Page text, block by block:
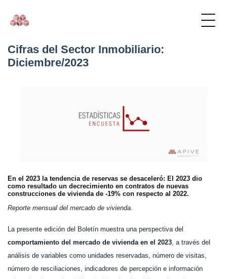
Cifras del Sector Inmobiliario:
Diciembre/2023
En el 2023 la tendencia de reservas se desaceleró: El 2023 dio
como resultado un decrecimiento en contratos de nuevas
construcciones de vivienda de -19% con respecto al 2022.
Reporte mensual del mercado de vivienda.
La presente edición del Boletín muestra una perspectiva del
comportamiento del mercado de vivienda en el 2023 , a través del
análisis de variables como unidades reservadas, número de visitas,
número de resciliaciones, indicadores de percepción e información